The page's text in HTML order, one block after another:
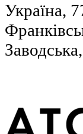
Україна,